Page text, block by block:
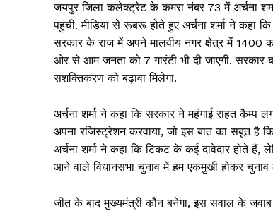
जयपुर जिला कलेक्ट्रेट के कमरा नंबर 73 में अर्चना
पहुंची. मीडिया से रूबरू होते हुए अर्चना शर्मा ने कहा
सरकार के राज में अपने मालवीय नगर क्षेत्र में 1400
ओर से आम जनता को 7 गारंटी भी दी जाएगी.
सशक्तिकरण को बढ़ावा मिलेगा.
अर्चना शर्मा ने कहा कि सरकार ने महंगाई राहत
अपना रजिस्ट्रेशन करवाया, जो इस बात का सबूत है
अर्चना शर्मा ने कहा कि टिकट के कई दावेदार होते हैं,
आने वाले विधानसभा चुनाव में हम एकमुखी होकर
जीत के बाद मुख्यमंत्री कौन बनेगा, इस सवाल के